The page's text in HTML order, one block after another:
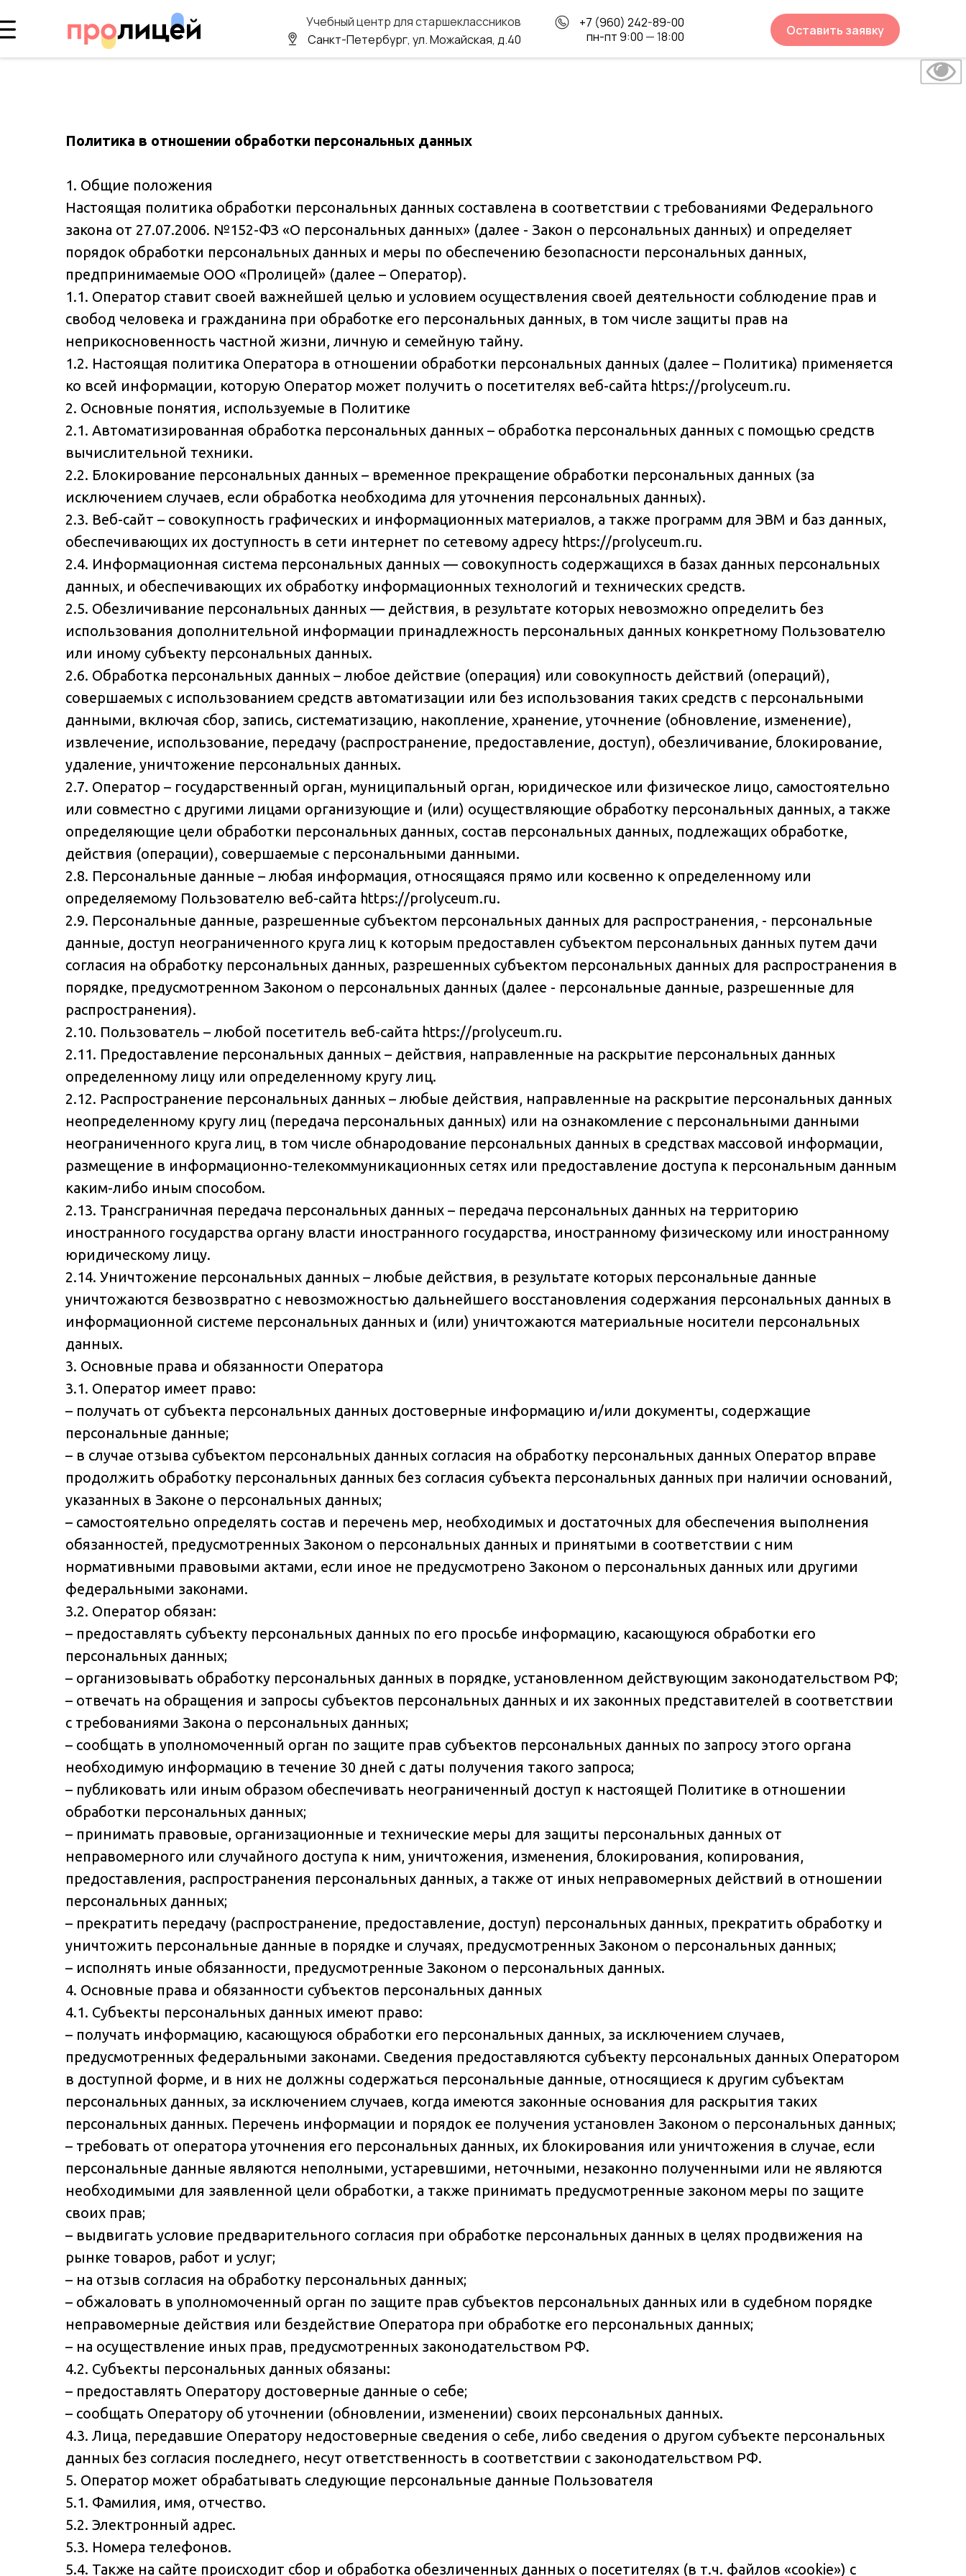
Оставить заявку
+7 (960) 242-89-00
пн-пт 9:00 — 18:00
Учебный центр для старшеклассников
Санкт-Петербург, ул. Можайская, д.40
Политика в отношении обработки персональных данных
1. Общие положения
Настоящая политика обработки персональных данных составлена в соответствии с требованиями Федерального
закона от 27.07.2006. №152-ФЗ «О персональных данных» (далее - Закон о персональных данных) и определяет
порядок обработки персональных данных и меры по обеспечению безопасности персональных данных,
предпринимаемые ООО «Пролицей» (далее – Оператор).
1.1. Оператор ставит своей важнейшей целью и условием осуществления своей деятельности соблюдение прав и
свобод человека и гражданина при обработке его персональных данных, в том числе защиты прав на
неприкосновенность частной жизни, личную и семейную тайну.
1.2. Настоящая политика Оператора в отношении обработки персональных данных (далее – Политика) применяется
ко всей информации, которую Оператор может получить о посетителях веб-сайта https://prolyceum.ru.
2. Основные понятия, используемые в Политике
2.1. Автоматизированная обработка персональных данных – обработка персональных данных с помощью средств
вычислительной техники.
2.2. Блокирование персональных данных – временное прекращение обработки персональных данных (за
исключением случаев, если обработка необходима для уточнения персональных данных).
2.3. Веб-сайт – совокупность графических и информационных материалов, а также программ для ЭВМ и баз данных,
обеспечивающих их доступность в сети интернет по сетевому адресу https://prolyceum.ru.
2.4. Информационная система персональных данных — совокупность содержащихся в базах данных персональных
данных, и обеспечивающих их обработку информационных технологий и технических средств.
2.5. Обезличивание персональных данных — действия, в результате которых невозможно определить без
использования дополнительной информации принадлежность персональных данных конкретному Пользователю
или иному субъекту персональных данных.
2.6. Обработка персональных данных – любое действие (операция) или совокупность действий (операций),
совершаемых с использованием средств автоматизации или без использования таких средств с персональными
данными, включая сбор, запись, систематизацию, накопление, хранение, уточнение (обновление, изменение),
извлечение, использование, передачу (распространение, предоставление, доступ), обезличивание, блокирование,
удаление, уничтожение персональных данных.
2.7. Оператор – государственный орган, муниципальный орган, юридическое или физическое лицо, самостоятельно
или совместно с другими лицами организующие и (или) осуществляющие обработку персональных данных, а также
определяющие цели обработки персональных данных, состав персональных данных, подлежащих обработке,
действия (операции), совершаемые с персональными данными.
2.8. Персональные данные – любая информация, относящаяся прямо или косвенно к определенному или
определяемому Пользователю веб-сайта https://prolyceum.ru.
2.9. Персональные данные, разрешенные субъектом персональных данных для распространения, - персональные
данные, доступ неограниченного круга лиц к которым предоставлен субъектом персональных данных путем дачи
согласия на обработку персональных данных, разрешенных субъектом персональных данных для распространения в
порядке, предусмотренном Законом о персональных данных (далее - персональные данные, разрешенные для
распространения).
2.10. Пользователь – любой посетитель веб-сайта https://prolyceum.ru.
2.11. Предоставление персональных данных – действия, направленные на раскрытие персональных данных
определенному лицу или определенному кругу лиц.
2.12. Распространение персональных данных – любые действия, направленные на раскрытие персональных данных
неопределенному кругу лиц (передача персональных данных) или на ознакомление с персональными данными
неограниченного круга лиц, в том числе обнародование персональных данных в средствах массовой информации,
размещение в информационно-телекоммуникационных сетях или предоставление доступа к персональным данным
каким-либо иным способом.
2.13. Трансграничная передача персональных данных – передача персональных данных на территорию
иностранного государства органу власти иностранного государства, иностранному физическому или иностранному
юридическому лицу.
2.14. Уничтожение персональных данных – любые действия, в результате которых персональные данные
уничтожаются безвозвратно с невозможностью дальнейшего восстановления содержания персональных данных в
информационной системе персональных данных и (или) уничтожаются материальные носители персональных
данных.
3. Основные права и обязанности Оператора
3.1. Оператор имеет право:
– получать от субъекта персональных данных достоверные информацию и/или документы, содержащие
персональные данные;
– в случае отзыва субъектом персональных данных согласия на обработку персональных данных Оператор вправе
продолжить обработку персональных данных без согласия субъекта персональных данных при наличии оснований,
указанных в Законе о персональных данных;
– самостоятельно определять состав и перечень мер, необходимых и достаточных для обеспечения выполнения
обязанностей, предусмотренных Законом о персональных данных и принятыми в соответствии с ним
нормативными правовыми актами, если иное не предусмотрено Законом о персональных данных или другими
федеральными законами.
3.2. Оператор обязан:
– предоставлять субъекту персональных данных по его просьбе информацию, касающуюся обработки его
персональных данных;
– организовывать обработку персональных данных в порядке, установленном действующим законодательством РФ;
– отвечать на обращения и запросы субъектов персональных данных и их законных представителей в соответствии
с требованиями Закона о персональных данных;
– сообщать в уполномоченный орган по защите прав субъектов персональных данных по запросу этого органа
необходимую информацию в течение 30 дней с даты получения такого запроса;
– публиковать или иным образом обеспечивать неограниченный доступ к настоящей Политике в отношении
обработки персональных данных;
– принимать правовые, организационные и технические меры для защиты персональных данных от
неправомерного или случайного доступа к ним, уничтожения, изменения, блокирования, копирования,
предоставления, распространения персональных данных, а также от иных неправомерных действий в отношении
персональных данных;
– прекратить передачу (распространение, предоставление, доступ) персональных данных, прекратить обработку и
уничтожить персональные данные в порядке и случаях, предусмотренных Законом о персональных данных;
– исполнять иные обязанности, предусмотренные Законом о персональных данных.
4. Основные права и обязанности субъектов персональных данных
4.1. Субъекты персональных данных имеют право:
– получать информацию, касающуюся обработки его персональных данных, за исключением случаев,
предусмотренных федеральными законами. Сведения предоставляются субъекту персональных данных Оператором
в доступной форме, и в них не должны содержаться персональные данные, относящиеся к другим субъектам
персональных данных, за исключением случаев, когда имеются законные основания для раскрытия таких
персональных данных. Перечень информации и порядок ее получения установлен Законом о персональных данных;
– требовать от оператора уточнения его персональных данных, их блокирования или уничтожения в случае, если
персональные данные являются неполными, устаревшими, неточными, незаконно полученными или не являются
необходимыми для заявленной цели обработки, а также принимать предусмотренные законом меры по защите
своих прав;
– выдвигать условие предварительного согласия при обработке персональных данных в целях продвижения на
рынке товаров, работ и услуг;
– на отзыв согласия на обработку персональных данных;
– обжаловать в уполномоченный орган по защите прав субъектов персональных данных или в судебном порядке
неправомерные действия или бездействие Оператора при обработке его персональных данных;
– на осуществление иных прав, предусмотренных законодательством РФ.
4.2. Субъекты персональных данных обязаны:
– предоставлять Оператору достоверные данные о себе;
– сообщать Оператору об уточнении (обновлении, изменении) своих персональных данных.
4.3. Лица, передавшие Оператору недостоверные сведения о себе, либо сведения о другом субъекте персональных
данных без согласия последнего, несут ответственность в соответствии с законодательством РФ.
5. Оператор может обрабатывать следующие персональные данные Пользователя
5.1. Фамилия, имя, отчество.
5.2. Электронный адрес.
5.3. Номера телефонов.
5.4. Также на сайте происходит сбор и обработка обезличенных данных о посетителях (в т.ч. файлов «cookie») с